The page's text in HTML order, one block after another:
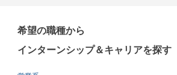
希望の職種から
インターンシップ＆キャリアを探す